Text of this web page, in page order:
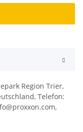
Region Trier,
Telefon: